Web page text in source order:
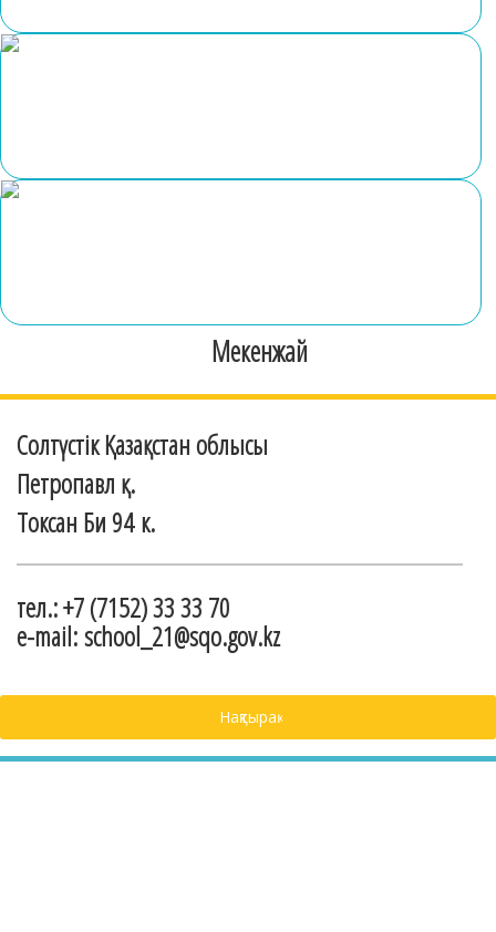
Мекенжай
Солтүстік Қазақстан облысы
Петропавл қ.
Токсан Би 94 к.
тел.: +7 (7152) 33 33 70
e-mail: school_21@sqo.gov.kz
Нақтырақ